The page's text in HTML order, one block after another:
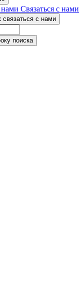
Связаться с нами